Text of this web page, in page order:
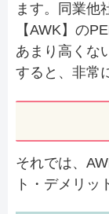
ます。同業他
【AWK】の
あまり高くな
すると、非常
それでは、
ト・デメリッ